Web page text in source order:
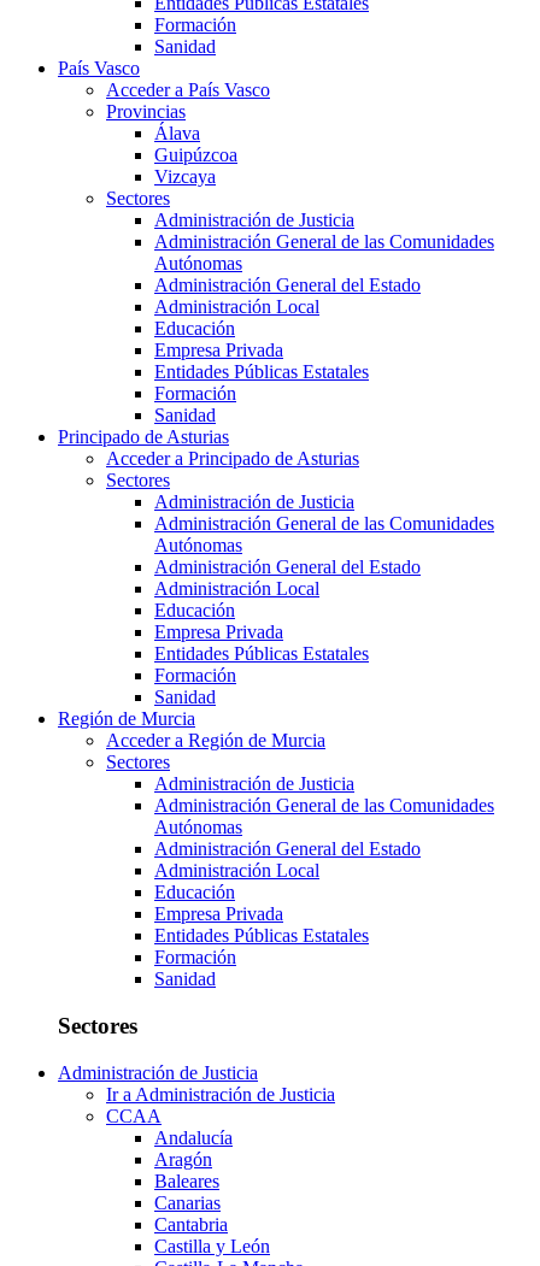
Formación
Sanidad
País Vasco
Acceder a País Vasco
Provincias
Álava
Guipúzcoa
Vizcaya
Sectores
Administración de Justicia
Administración General de las Comunidades
Autónomas
Administración General del Estado
Administración Local
Educación
Empresa Privada
Entidades Públicas Estatales
Formación
Sanidad
Principado de Asturias
Acceder a Principado de Asturias
Sectores
Administración de Justicia
Administración General de las Comunidades
Autónomas
Administración General del Estado
Administración Local
Educación
Empresa Privada
Entidades Públicas Estatales
Formación
Sanidad
Región de Murcia
Acceder a Región de Murcia
Sectores
Administración de Justicia
Administración General de las Comunidades
Autónomas
Administración General del Estado
Administración Local
Educación
Empresa Privada
Entidades Públicas Estatales
Formación
Sanidad
Sectores
Administración de Justicia
Ir a Administración de Justicia
CCAA
Andalucía
Aragón
Baleares
Canarias
Cantabria
Castilla y León